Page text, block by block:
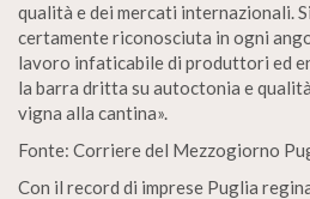
qualità e dei mercati internazionali.
certamente riconosciuta in ogni
lavoro infaticabile di produttori ed
la barra dritta su autoctonia e
vigna alla cantina».
Fonte: Corriere del Mezzogiorno
Con il record di imprese Puglia